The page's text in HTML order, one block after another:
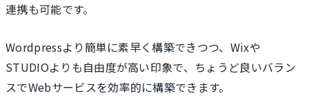
連携も可能です。
Wordpressより簡単に素早く構築できつつ、Wixや
STUDIOよりも自由度が高い印象で、ちょうど良いバラン
スでWebサービスを効率的に構築できます。